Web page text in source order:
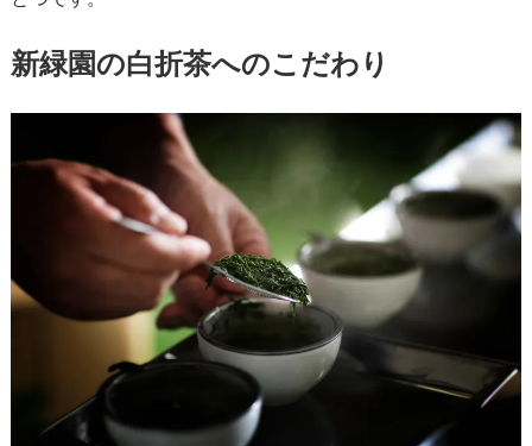
新緑園の白折茶へのこだわり